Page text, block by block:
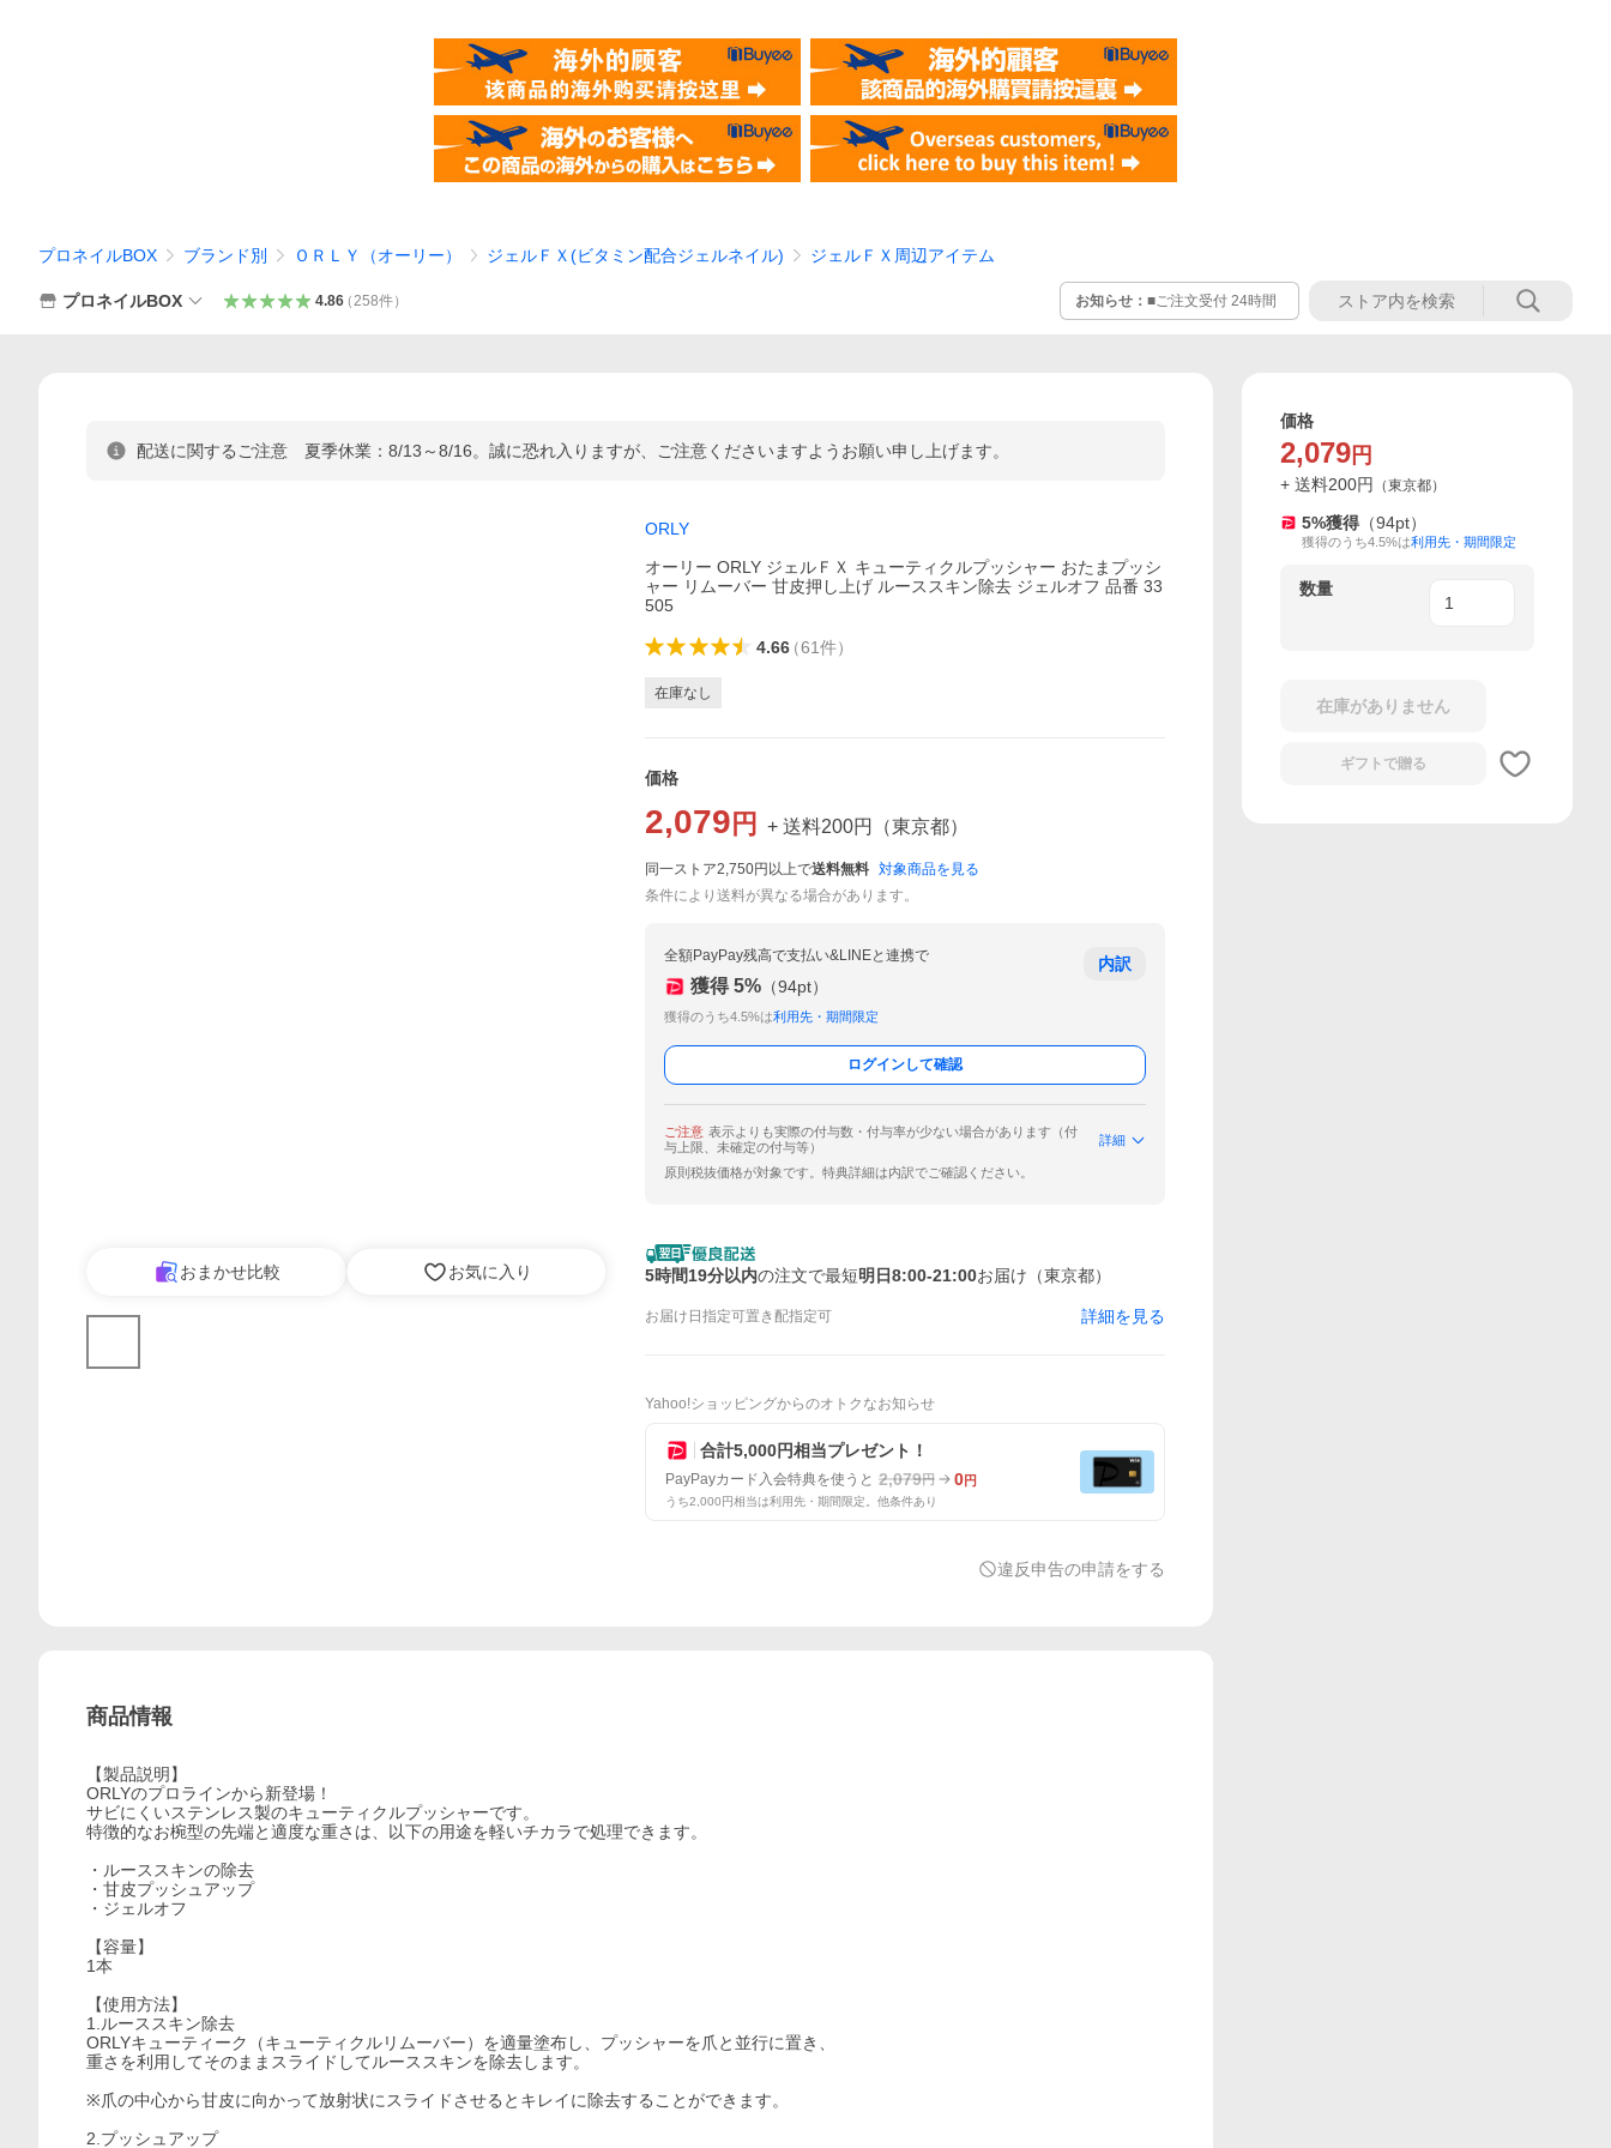
プロネイルBOX ブランド別 ＯＲＬＹ（オーリー） ジェルＦＸ(ビタミン配合ジェルネイル) ジェルＦＸ周辺アイテム
プロネイルBOX 4.86（258件） お知らせ： ■ご注文受付 24時間
配送に関するご注意 夏季休業：8/13～8/16。誠に恐れ入りますが、ご注意くださいますようお願い申し上げます。
おまかせ比較 お気に入り
ORLY
オーリー ORLY ジェルＦＸ キューティクルプッシャー おたまプッシ
ャー リムーバー 甘皮押し上げ ルーススキン除去 ジェルオフ 品番 33
505
4.66（61件）
在庫なし
価格
2,079 円 + 送料200円 （東京都）
同一ストア2,750円以上で送料無料 対象商品を見る
条件により送料が異なる場合があります。
全額PayPay残高で支払い&LINEと連携で
獲得 5% （94pt）
獲得のうち4.5%は利用先・期間限定
内訳
ログインして確認
ご注意 表示よりも実際の付与数・付与率が少ない場合があります（付
与上限、未確定の付与等）
詳細
原則税抜価格が対象です。特典詳細は内訳でご確認ください。
5時間19分以内の注文で最短明日8:00-21:00お届け（東京都）
お届け日指定可置き配指定可 詳細を見る
Yahoo!ショッピングからのオトクなお知らせ
合計5,000円相当プレゼント！
PayPayカード入会特典を使うと 2,079円 0円
うち2,000円相当は利用先・期間限定。他条件あり
違反申告の申請をする
商品情報
【製品説明】
ORLYのプロラインから新登場！
サビにくいステンレス製のキューティクルプッシャーです。
特徴的なお椀型の先端と適度な重さは、以下の用途を軽いチカラで処理できます。
・ルーススキンの除去
・甘皮プッシュアップ
・ジェルオフ
【容量】
1本
【使用方法】
1.ルーススキン除去
ORLYキューティーク（キューティクルリムーバー）を適量塗布し、プッシャーを爪と並行に置き、
重さを利用してそのままスライドしてルーススキンを除去します。
※爪の中心から甘皮に向かって放射状にスライドさせるとキレイに除去することができます。
2.プッシュアップ
価格
2,079 円
+ 送料200円 （東京都）
5%獲得 （94pt）
獲得のうち4.5%は利用先・期間限定
数量
在庫がありません
ギフトで贈る